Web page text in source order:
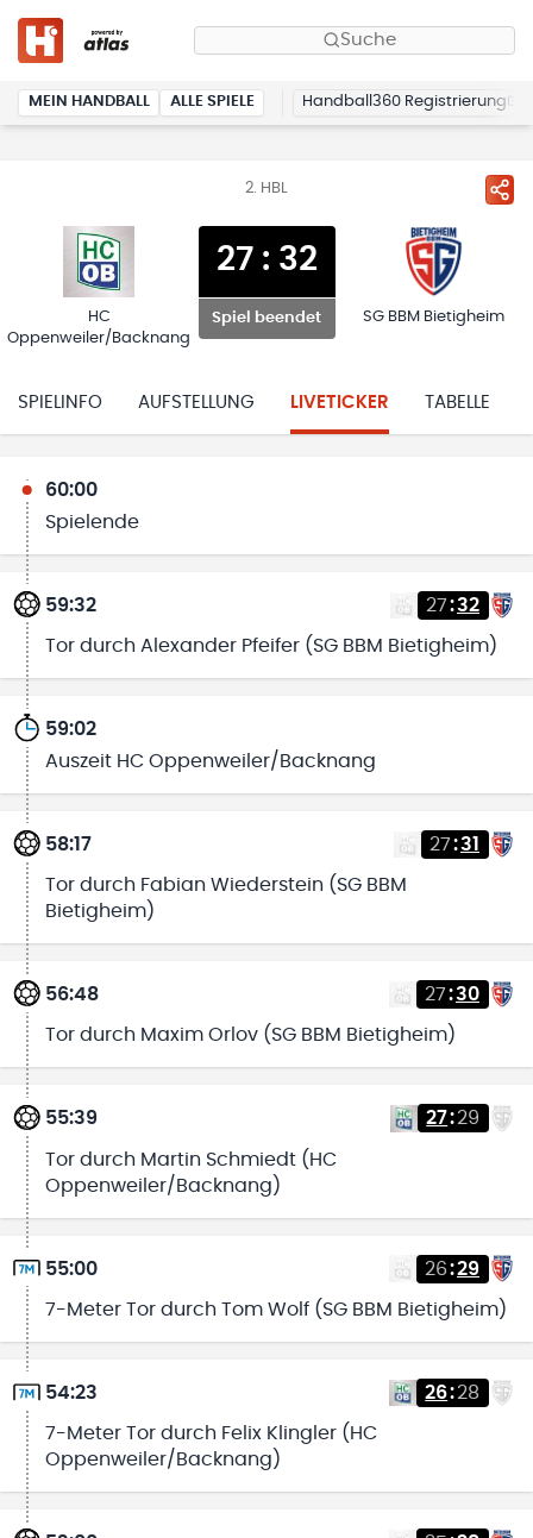
Suche
MEIN HANDBALL ALLE SPIELE Handball360 Registrierung
2. HBL
HC
Oppenweiler/Backnang
27: 32
Spiel beendet SG BBM Bietigheim
SPIELINFO AUFSTELLUNG LIVETICKER TABELLE
60:00
Spielende
59:32 27:32
Tor durch Alexander Pfeifer (SG BBM Bietigheim)
59:02
Auszeit HC Oppenweiler/Backnang
58:17 27:31
Tor durch Fabian Wiederstein (SG BBM
Bietigheim)
56:48 27:30
Tor durch Maxim Orlov (SG BBM Bietigheim)
55:39 27:29
Tor durch Martin Schmiedt (HC
Oppenweiler/Backnang)
55:00 26:29
7-Meter Tor durch Tom Wolf (SG BBM Bietigheim)
54:23 26:28
7-Meter Tor durch Felix Klingler (HC
Oppenweiler/Backnang)